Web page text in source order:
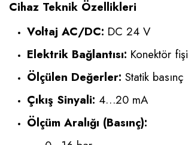
Cihaz Teknik Özellikleri
Voltaj AC/DC: DC 24 V
Elektrik Bağlantısı: Konektör fişi
Ölçülen Değerler: Statik basınç
Çıkış Sinyali: 4…20 mA
Ölçüm Aralığı (Basınç):